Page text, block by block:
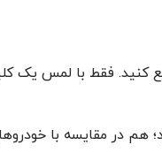
کنید. فقط با لمس
هم در مقایسه با